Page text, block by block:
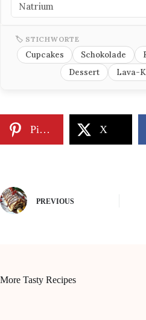
Natrium
🏷 STICHWORTE
Cupcakes Schokolade
Dessert
Lava-
Pinterest X
PREVIOUS
More Tasty Recipes